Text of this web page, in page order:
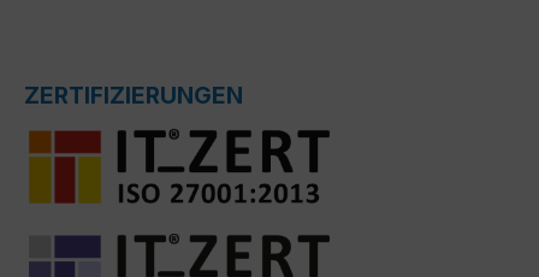
ZERTIFIZIERUNGEN